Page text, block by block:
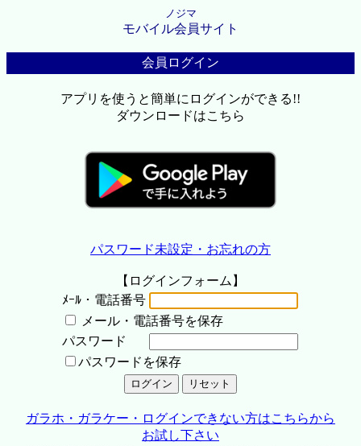
ノジマ
モバイル会員サイト
会員ログイン
アプリを使うと簡単にログインができる!!
ダウンロードはこちら
パスワード未設定・お忘れの方
【ログインフォーム】
ﾒｰﾙ・電話番号
メール・電話番号を保存
パスワード
パスワードを保存
ガラホ・ガラケー・ログインできない方はこちらから
お試し下さい